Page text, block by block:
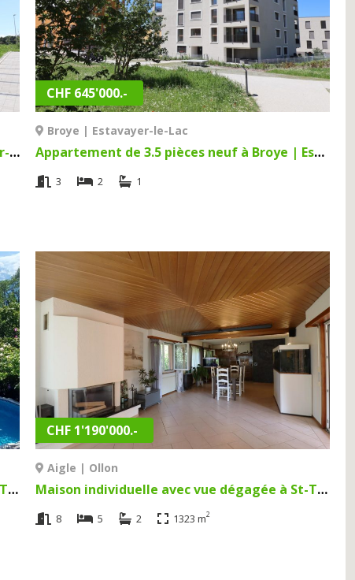
Appartement de 3.5 pièces neuf à Estavayer-le-Lac | Estavayer-le-Lac
CHF 645'000.-
Broye | Estavayer-le-Lac
Appartement de 3.5 pièces neuf à Broye | Estavayer-le-Lac
3 2 1
Maison individuelle avec vue dégagée à St-Triphon à Aigle | St-Triphon
CHF 1'190'000.-
Aigle | Ollon
Maison individuelle avec vue dégagée à St-Triphon à Aigle | Ollon
8 5 2 1323 m2